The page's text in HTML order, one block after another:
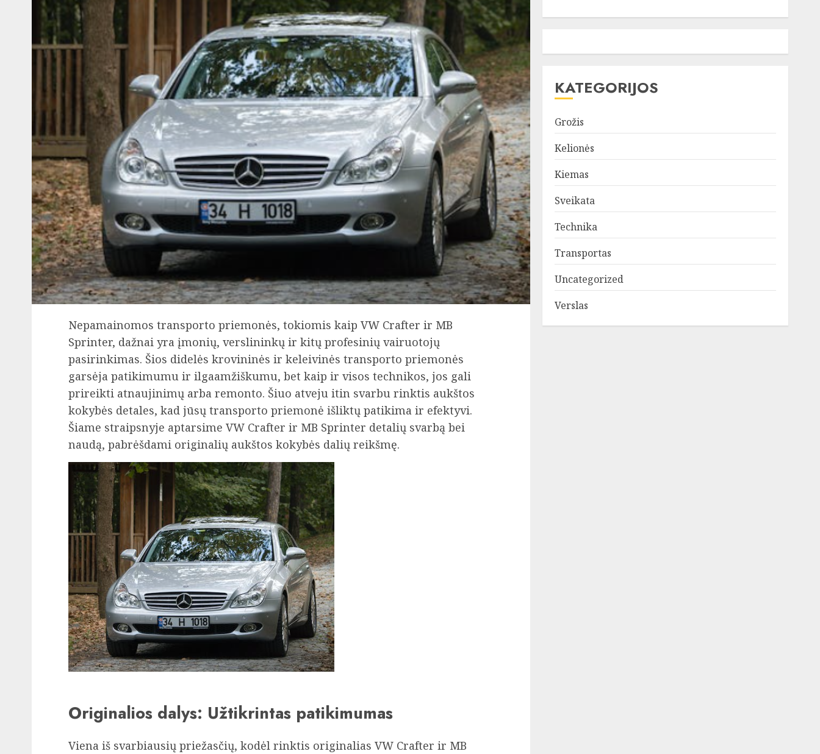
Nepamainomos transporto priemonės, tokiomis kaip VW Crafter ir MB
Sprinter, dažnai yra įmonių, verslininkų ir kitų profesinių vairuotojų
pasirinkimas. Šios didelės krovininės ir keleivinės transporto priemonės
garsėja patikimumu ir ilgaamžiškumu, bet kaip ir visos technikos, jos gali
prireikti atnaujinimų arba remonto. Šiuo atveju itin svarbu rinktis aukštos
kokybės detales, kad jūsų transporto priemonė išliktų patikima ir efektyvi.
Šiame straipsnyje aptarsime VW Crafter ir MB Sprinter detalių svarbą bei
naudą, pabrėšdami originalių aukštos kokybės dalių reikšmę.
Originalios dalys: Užtikrintas patikimumas
Viena iš svarbiausių priežasčių, kodėl rinktis originalias VW Crafter ir MB
KATEGORIJOS
Grožis
Kelionės
Kiemas
Sveikata
Technika
Transportas
Uncategorized
Verslas